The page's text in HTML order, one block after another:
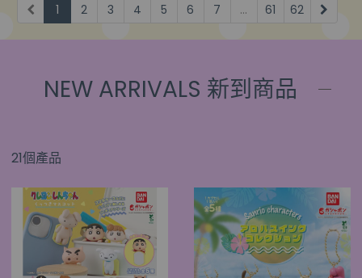
1 2 3 4 5 6 7 ... 61 62
NEW ARRIVALS 新到商品
21個產品